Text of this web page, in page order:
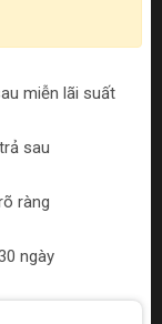
miễn lãi suất
sau
ràng
ngày